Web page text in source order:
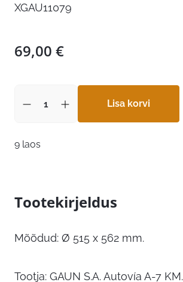
XGAU11079
69,00 €
Lisa korvi
9 laos
Tootekirjeldus
Mõõdud: Ø 515 x 562 mm.
Tootja: GAUN S.A. Autovía A-7